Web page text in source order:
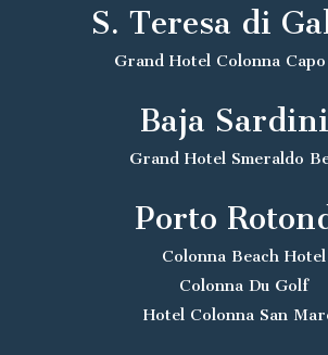
S. Teresa di
Grand Hotel Colonna
Baja
Grand Hotel Smeraldo
Porto
Colonna Beach Hotel
Colonna Du Golf
Hotel Colonna San